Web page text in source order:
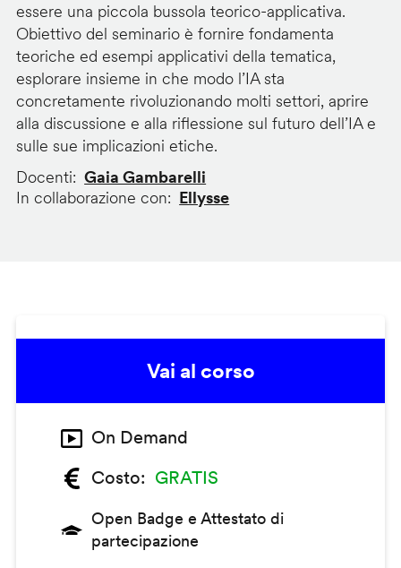
essere una piccola bussola teorico-applicativa.
Obiettivo del seminario è fornire fondamenta
teoriche ed esempi applicativi della tematica,
esplorare insieme in che modo l’IA sta
concretamente rivoluzionando molti settori, aprire
alla discussione e alla riflessione sul futuro dell’IA e
sulle sue implicazioni etiche.
Docenti
Gaia Gambarelli
In collaborazione con
Ellysse
Vai al corso
On Demand
Costo
GRATIS
Open Badge e Attestato di
partecipazione